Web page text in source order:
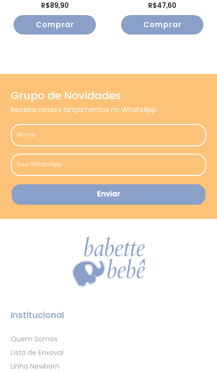
R$89,90
Comprar
R$47,60
Comprar
Grupo de Novidades
Receba nossos lançamentos no WhatsApp.
Institucional
Quem Somos
Lista de Enxoval
Linha Newborn